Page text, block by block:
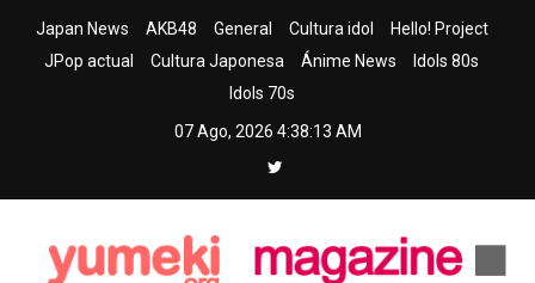
Japan News AKB48 General Cultura idol
Hello! Project
JPop actual
Cultura Japonesa Ánime News
Idols 80s
Idols 70s
07 Ago, 2026 4:38:14 AM